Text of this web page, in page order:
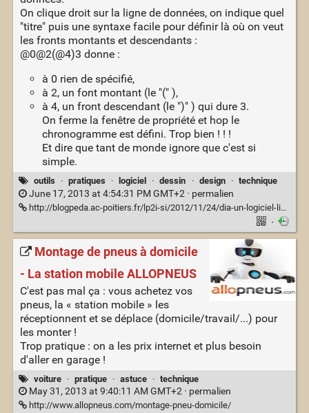
On clique droit sur la ligne de données, on indique quel
"titre" puis une syntaxe facile pour définir là où on veut
les fronts montants et descendants :
@0@2(@4)3 donne :
à 0 rien de spécifié,
à 2, un font montant (le "(" ),
à 4, un front descendant (le ")" ) qui dure 3.
On ferme la fenêtre de propriété et hop le
chronogramme est défini. Trop bien ! ! !
Et dire que tant de monde ignore que c'est si
simple.
outils · pratiques · logiciel · dessin · design · technique
June 17, 2013 at 4:54:31 PM GMT+2 · permalien
http://blogpeda.ac-poitiers.fr/lp2i-si/2012/11/24/dia-un-logiciel-libre-pour-tracer-des-chronogrammes-des-diagrammes/
·
Montage de pneus à domicile
- La station mobile ALLOPNEUS
C'est pas mal ça : vous achetez vos
pneus, la « station mobile » les
réceptionnent et se déplace (domicile/travail/...) pour
les monter !
Trop pratique : on a les prix internet et plus besoin
d'aller en garage !
voiture · pratique · astuce · technique
May 31, 2013 at 9:40:11 AM GMT+2 · permalien
http://www.allopneus.com/montage-pneu-domicile/